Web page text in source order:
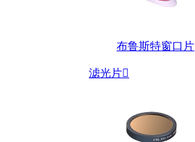
布鲁斯特窗口片
滤光片